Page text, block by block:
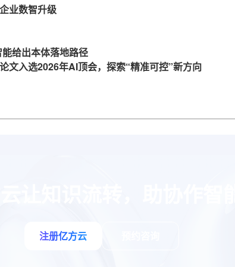
业数智升级
给出本体落地路径
文入选2026年AI顶会，探索“精准可控”新方向
注册亿方云